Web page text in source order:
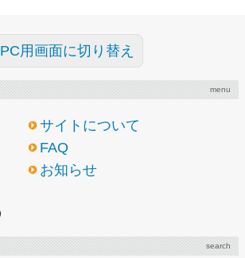
PC用画面に切り替え
menu
サイトについて
FAQ
お知らせ
search